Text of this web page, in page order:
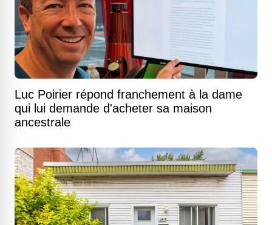
Luc Poirier répond franchement à la dame
qui lui demande d'acheter sa maison
ancestrale